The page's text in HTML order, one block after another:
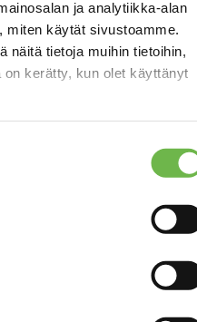
ja analytiikka-alan
miten käytät sivustoamme.
näitä tietoja muihin tietoihin,
on kerätty, kun olet käyttänyt
Ei
Varaava takka
vesiputki uusittu,